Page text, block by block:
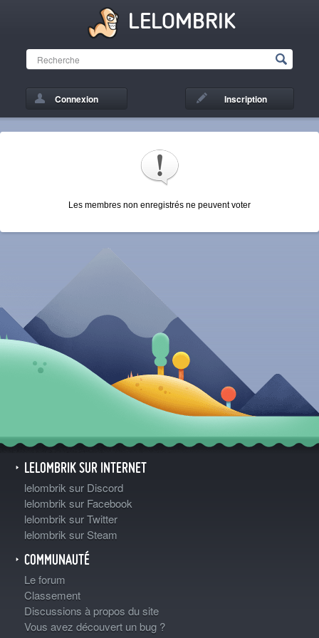
LELOMBRIK
Connexion Inscription
Les membres non enregistrés ne peuvent voter
LELOMBRIK SUR INTERNET
lelombrik sur Discord
lelombrik sur Facebook
lelombrik sur Twitter
lelombrik sur Steam
COMMUNAUTÉ
Le forum
Classement
Discussions à propos du site
Vous avez découvert un bug ?